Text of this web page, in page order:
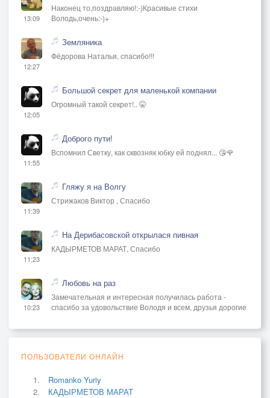
13:09
Наконец то,поздравляю!:-)Красивые стихи
Володь,очень:-)+
12:27
Земляника
Фёдорова Наталья, спасибо!!!
12:05
Большой секрет для маленькой компании
Огромный такой секрет!.. 🤫
11:55
Доброго пути!
Вспомнил Светку, как сквозняк юбку ей поднял... 😘🌹
11:39
Гляжу я на Волгу
Стрижаков Виктор , Спасибо
11:23
На Дерибасовской открылася пивная
КАДЫРМЕТОВ МАРАТ, Спасибо
10:23
Любовь на раз
Замечательная и интересная получилась работа -
спасибо за удовольствие Володя и всем, друзья дорогие
ПОЛЬЗОВАТЕЛИ ОНЛАЙН
Romanko Yuriy
КАДЫРМЕТОВ МАРАТ